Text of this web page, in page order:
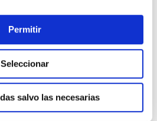
Permitir
Seleccionar
salvo las necesarias
mm knipex premium
Knipex
26,50 €